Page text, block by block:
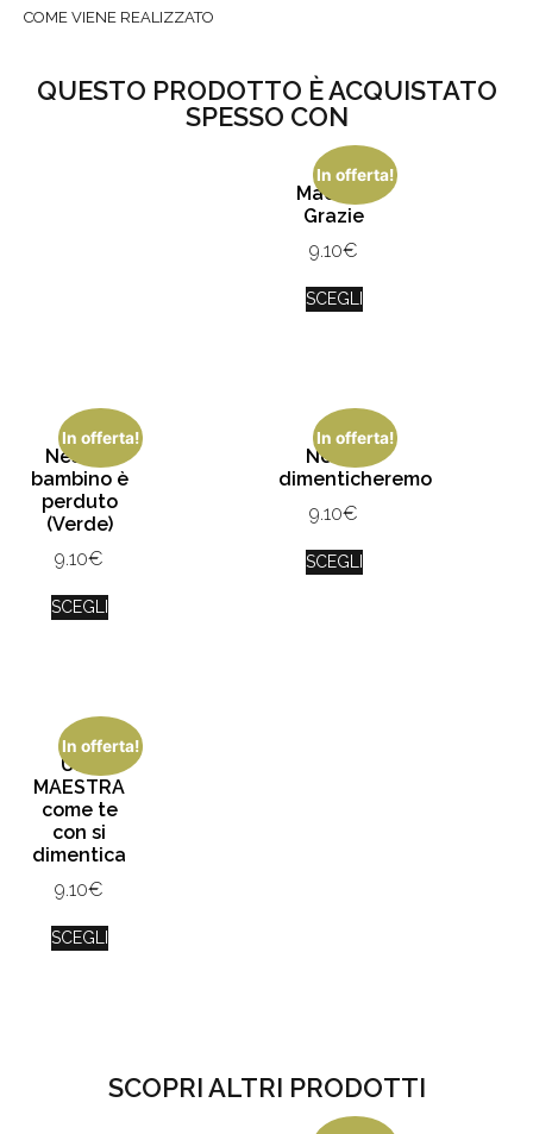
COME VIENE REALIZZATO
QUESTO PRODOTTO È ACQUISTATO
SPESSO CON
In offerta!
Maestra
Grazie
9.10€
SCEGLI
In offerta!
Nessun
bambino è
perduto
(Verde)
9.10€
SCEGLI
In offerta!
Non ti
dimenticheremo
9.10€
SCEGLI
In offerta!
Una
MAESTRA
come te
con si
dimentica
9.10€
SCEGLI
SCOPRI ALTRI PRODOTTI